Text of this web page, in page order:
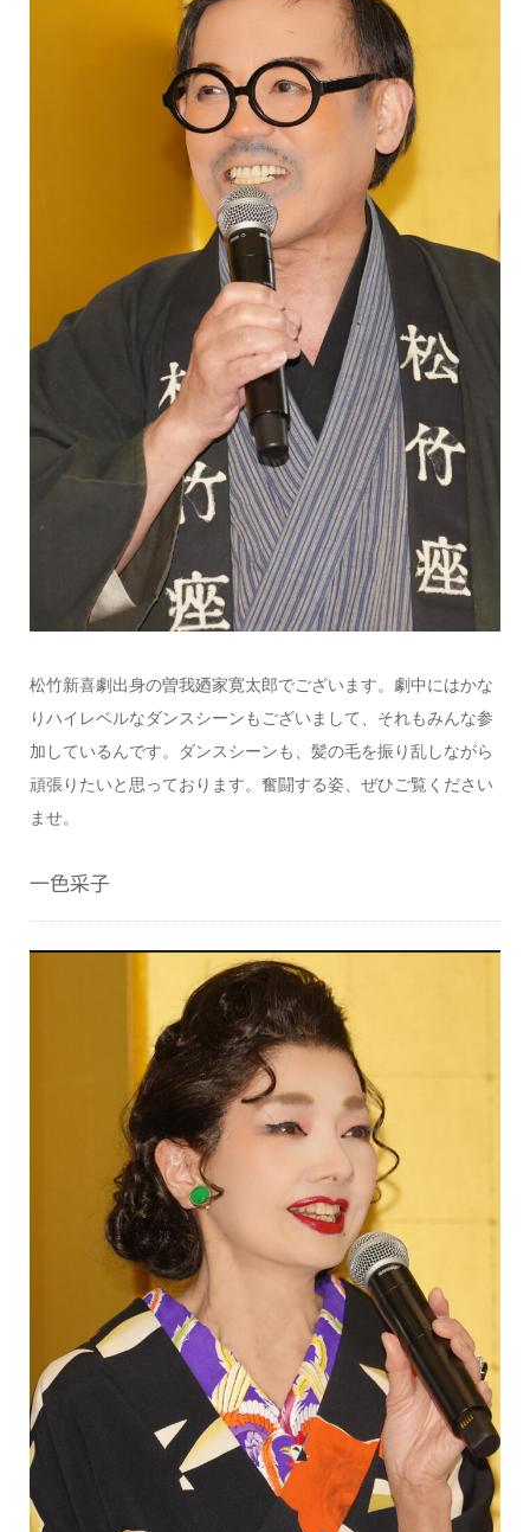
松竹新喜劇出身の曽我廼家寛太郎でございます。劇中にはかな
りハイレベルなダンスシーンもございまして、それもみんな参
加しているんです。ダンスシーンも、髪の毛を振り乱しながら
頑張りたいと思っております。奮闘する姿、ぜひご覧ください
ませ。
一色采子